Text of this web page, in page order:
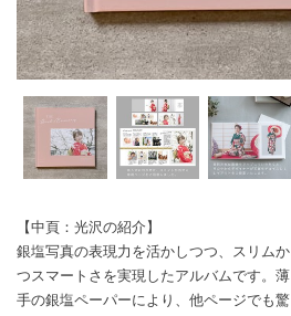
【中頁：光沢の紹介】
銀塩写真の表現力を活かしつつ、スリムか
つスマートさを実現したアルバムです。薄
手の銀塩ペーパーにより、他ページでも驚